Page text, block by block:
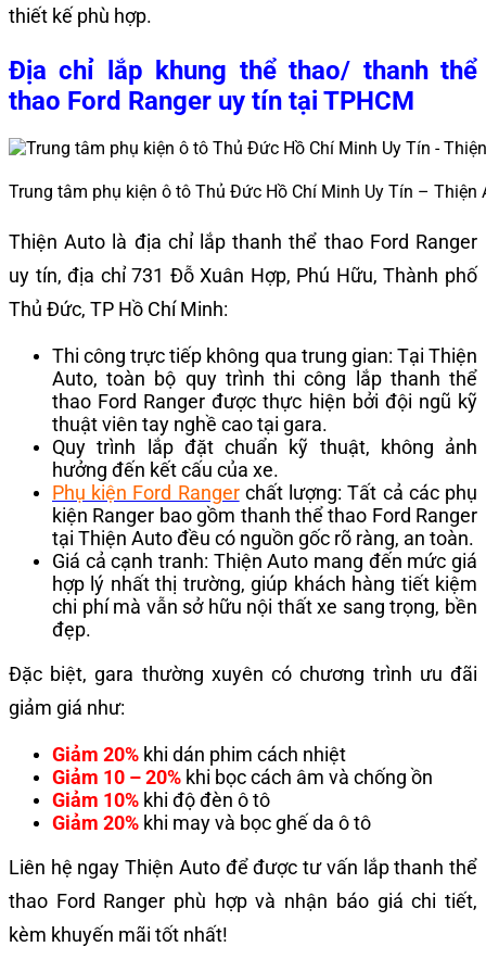
thiết kế phù hợp.
Địa chỉ lắp khung thể thao/ thanh thể
thao Ford Ranger uy tín tại TPHCM
Trung tâm phụ kiện ô tô Thủ Đức Hồ Chí Minh Uy Tín – Thiện
Thiện Auto là địa chỉ lắp thanh thể thao Ford Ranger
uy tín, địa chỉ 731 Đỗ Xuân Hợp, Phú Hữu, Thành phố
Thủ Đức, TP Hồ Chí Minh:
Thi công trực tiếp không qua trung gian: Tại Thiện
Auto, toàn bộ quy trình thi công lắp thanh thể
thao Ford Ranger được thực hiện bởi đội ngũ kỹ
thuật viên tay nghề cao tại gara.
Quy trình lắp đặt chuẩn kỹ thuật, không ảnh
hưởng đến kết cấu của xe.
Phụ kiện Ford Rangerchất lượng: Tất cả các phụ
kiện Ranger bao gồm thanh thể thao Ford Ranger
tại Thiện Auto đều có nguồn gốc rõ ràng, an toàn.
Giá cả cạnh tranh: Thiện Auto mang đến mức giá
hợp lý nhất thị trường, giúp khách hàng tiết kiệm
chi phí mà vẫn sở hữu nội thất xe sang trọng, bền
đẹp.
Đặc biệt, gara thường xuyên có chương trình ưu đãi
giảm giá như:
Giảm 20% khi dán phim cách nhiệt
Giảm 10 – 20% khi bọc cách âm và chống ồn
Giảm 10% khi độ đèn ô tô
Giảm 20% khi may và bọc ghế da ô tô
Liên hệ ngay Thiện Auto để được tư vấn lắp thanh thể
thao Ford Ranger phù hợp và nhận báo giá chi tiết,
kèm khuyến mãi tốt nhất!